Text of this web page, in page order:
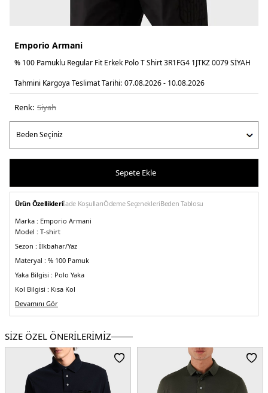
Emporio Armani
% 100 Pamuklu Regular Fit Erkek Polo T Shirt 3R1FG4 1JTKZ 0079 SİYAH
Tahmini Kargoya Teslimat Tarihi: 07.08.2026 - 10.08.2026
Renk: si̇yah
Sepete Ekle
Ürün Özellikleriİade KoşullarıÖdeme SeçenekleriBeden Tablosu
Marka : Emporio Armani
Model : T-shirt
Sezon : İlkbahar/Yaz
Materyal : % 100 Pamuk
Yaka Bilgisi : Polo Yaka
Kol Bilgisi : Kısa Kol
Kalıp Bilgisi :Regular Fit
Üretim Yeri :Türkiye
Devamını Gör
SİZE ÖZEL ÖNERİLERİMİZ